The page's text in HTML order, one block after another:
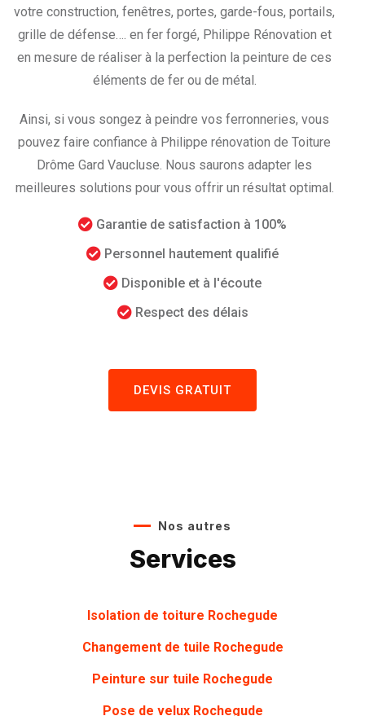
votre construction, fenêtres, portes, garde-fous, portails,
grille de défense…. en fer forgé, Philippe Rénovation et
en mesure de réaliser à la perfection la peinture de ces
éléments de fer ou de métal.
Ainsi, si vous songez à peindre vos ferronneries, vous
pouvez faire confiance à Philippe rénovation de Toiture
Drôme Gard Vaucluse. Nous saurons adapter les
meilleures solutions pour vous offrir un résultat optimal.
Garantie de satisfaction à 100%
Personnel hautement qualifié
Disponible et à l'écoute
Respect des délais
DEVIS GRATUIT
Nos autres
Services
Isolation de toiture Rochegude
Changement de tuile Rochegude
Peinture sur tuile Rochegude
Pose de velux Rochegude